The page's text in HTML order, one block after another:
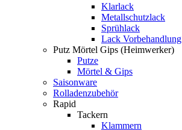
Klarlack
Metallschutzlack
Sprühlack
Lack Vorbehandlung
Putz Mörtel Gips (Heimwerker)
Putze
Mörtel & Gips
Saisonware
Rolladenzubehör
Rapid
Tackern
Klammern